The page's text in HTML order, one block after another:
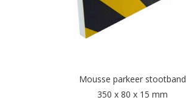
Mousse parkeer stootband
350 x 80 x 15 mm